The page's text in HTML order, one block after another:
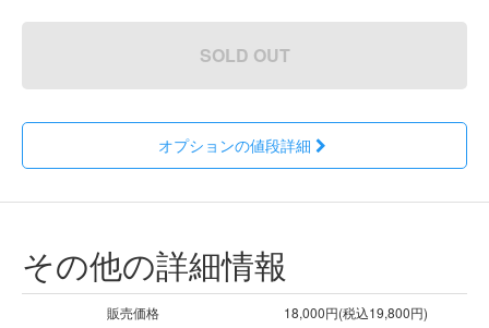
SOLD OUT
オプションの値段詳細
その他の詳細情報
販売価格
18,000円(税込19,800円)